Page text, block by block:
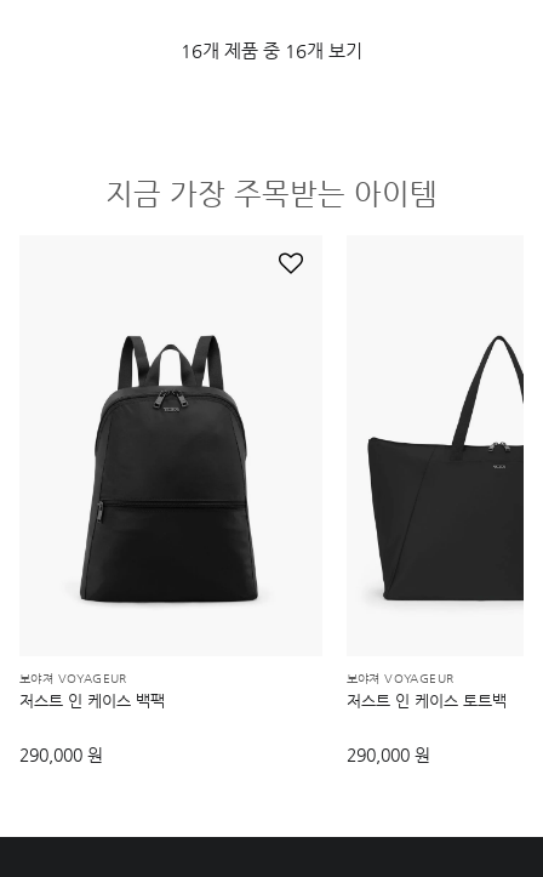
16개 제품 중 16개 보기
지금 가장 주목받는 아이템
보야져 VOYAGEUR
저스트 인 케이스 백팩
290,000 원
보야져 VOYAGEUR
저스트 인 케이스 토트백
290,000 원